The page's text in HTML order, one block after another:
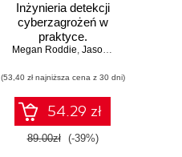
Inżynieria detekcji
cyberzagrożeń w
praktyce.
Planowanie,
walidacja
mechanizmów
wykrywania
zagrożeń
Megan Roddie, Jason Deyalsingh
(53,40 zł najniższa cena z 30 dni)
54.29 zł
89.00zł (-39%)